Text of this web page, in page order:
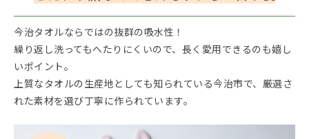
今治タオルならではの抜群の吸水性！
繰り返し洗ってもへたりにくいので、長く愛用できるのも嬉し
いポイント。
上質なタオルの生産地としても知られている今治市で、厳選さ
れた素材を選び丁寧に作られています。